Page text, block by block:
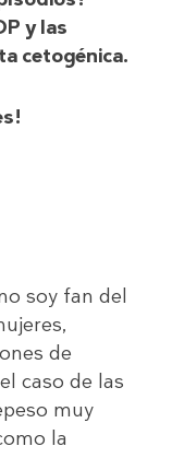
y las
cetogénica.
soy fan del
de
caso de las
muy
la